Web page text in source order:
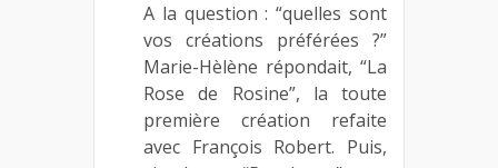
A la question : “quelles sont
vos créations préférées ?”
Marie-Hèlène répondait, “La
Rose de Rosine”, la toute
première création refaite
avec François Robert. Puis,